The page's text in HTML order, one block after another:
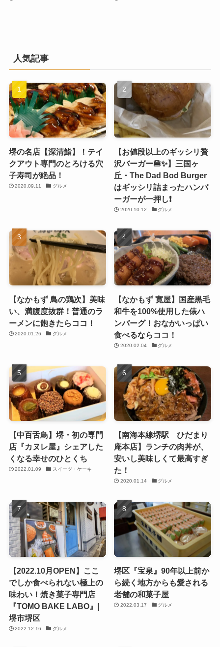
人気記事
堺の名店【深清鮨】！テイ
クアウト専門のとろける穴
子寿司が絶品！
2020.09.11 グルメ
【お値段以上のギッシリ贅
沢バーガー🍔✨】三国ヶ
丘・The Dad Bod Burger
はギッシリ詰まったハンバ
ーガーが一押し❗️
2020.10.12 グルメ
【なかもず 鳥の鶏次】美味
い、満腹度抜群！普通のラ
ーメンに飽きたらココ！
2020.01.26 グルメ
【なかもず 寛屋】国産黒毛
和牛を100%使用した俵ハ
ンバーグ！おなかいっぱい
食べるならココ！
2020.02.04 グルメ
【中百舌鳥】堺・初の専門
店『カヌレ屋』シェアした
くなる幸せのひとくち
2022.01.09 スイーツ・ケーキ
【南海本線堺駅 ひだまり
庵本店】ランチの肉丼が、
安いし美味しくて最高すぎ
た！
2020.01.14 グルメ
【2022.10月OPEN】ここ
でしか食べられない極上の
味わい！焼き菓子専門店
『TOMO BAKE LABO』|
堺市堺区
2022.12.16 グルメ
堺区『宝泉』90年以上前か
ら続く地方からも愛される
老舗の和菓子屋
2022.03.17 グルメ